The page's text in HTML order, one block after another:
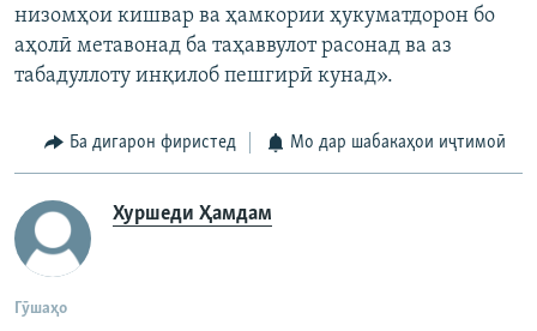
низомҳои кишвар ва ҳамкории ҳукуматдорон бо
аҳолӣ метавонад ба таҳаввулот расонад ва аз
табадуллоту инқилоб пешгирӣ кунад».
Ба дигарон фиристед Мо дар шабакаҳои иҷтимоӣ
Хуршеди Ҳамдам
Гӯшаҳо